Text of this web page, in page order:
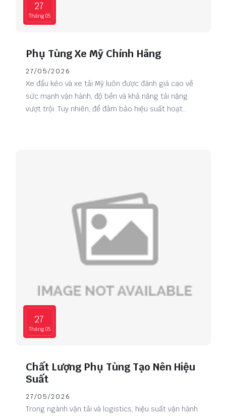
27
Tháng 05
Phụ Tùng Xe Mỹ Chính Hãng
27/05/2026
Xe đầu kéo và xe tải Mỹ luôn được đánh giá cao về
sức mạnh vận hành, độ bền và khả năng tải nặng
vượt trội. Tuy nhiên, để đảm bảo hiệu suất hoạt
27
Tháng 05
Chất Lượng Phụ Tùng Tạo Nên Hiệu
Suất
27/05/2026
Trong ngành vận tải và logistics, hiệu suất vận hành